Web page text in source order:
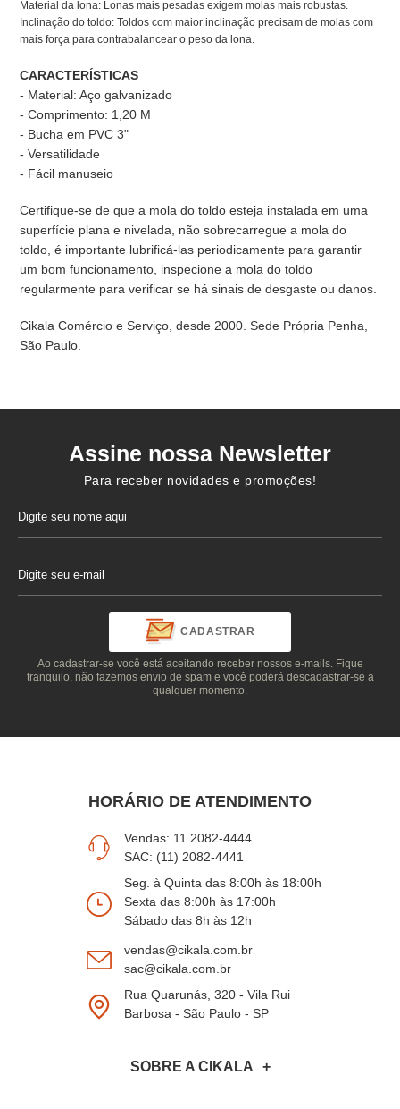
Material da lona: Lonas mais pesadas exigem molas mais robustas.
Inclinação do toldo: Toldos com maior inclinação precisam de molas com
mais força para contrabalancear o peso da lona.
CARACTERÍSTICAS
- Material: Aço galvanizado
- Comprimento: 1,20 M
- Bucha em PVC 3"
- Versatilidade
- Fácil manuseio
Certifique-se de que a mola do toldo esteja instalada em uma
superfície plana e nivelada, não sobrecarregue a mola do
toldo, é importante lubrificá-las periodicamente para garantir
um bom funcionamento, inspecione a mola do toldo
regularmente para verificar se há sinais de desgaste ou danos.
Cikala Comércio e Serviço, desde 2000. Sede Própria Penha,
São Paulo.
Assine nossa Newsletter
Para receber novidades e promoções!
CADASTRAR
Ao cadastrar-se você está aceitando receber nossos e-mails. Fique
tranquilo, não fazemos envio de spam e você poderá descadastrar-se a
qualquer momento.
HORÁRIO DE ATENDIMENTO
Vendas: 11 2082-4444
SAC: (11) 2082-4441
Seg. à Quinta das 8:00h às 18:00h
Sexta das 8:00h às 17:00h
Sábado das 8h às 12h
vendas@cikala.com.br
sac@cikala.com.br
Rua Quarunás, 320 - Vila Rui
Barbosa - São Paulo - SP
SOBRE A CIKALA